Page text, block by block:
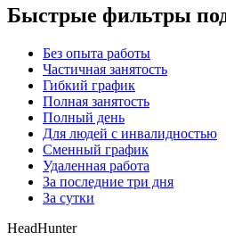
Быстрые фильтры
Без опыта работы
Частичная занятость
Гибкий график
Полная занятость
Полный день
Для людей с инвалидностью
Сменный график
Удаленная работа
За последние три дня
За сутки
HeadHunter